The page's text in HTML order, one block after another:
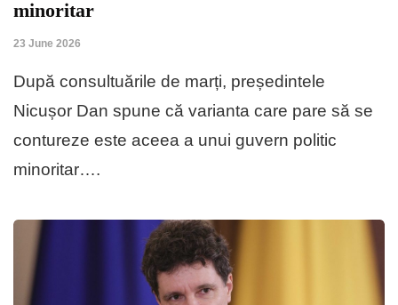
minoritar
23 June 2026
După consultuările de marți, președintele
Nicușor Dan spune că varianta care pare să se
contureze este aceea a unui guvern politic
minoritar….